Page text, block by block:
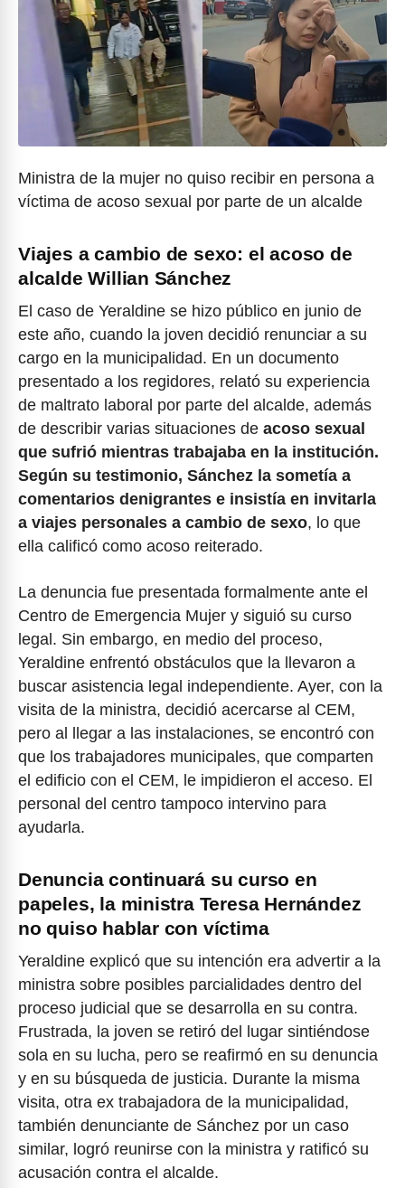
Ministra de la mujer no quiso recibir en persona a
víctima de acoso sexual por parte de un alcalde
Viajes a cambio de sexo: el acoso de
alcalde Willian Sánchez
El caso de Yeraldine se hizo público en junio de
este año, cuando la joven decidió renunciar a su
cargo en la municipalidad. En un documento
presentado a los regidores, relató su experiencia
de maltrato laboral por parte del alcalde, además
de describir varias situaciones de acoso sexual
que sufrió mientras trabajaba en la institución.
Según su testimonio, Sánchez la sometía a
comentarios denigrantes e insistía en invitarla
a viajes personales a cambio de sexo, lo que
ella calificó como acoso reiterado.
La denuncia fue presentada formalmente ante el
Centro de Emergencia Mujer y siguió su curso
legal. Sin embargo, en medio del proceso,
Yeraldine enfrentó obstáculos que la llevaron a
buscar asistencia legal independiente. Ayer, con la
visita de la ministra, decidió acercarse al CEM,
pero al llegar a las instalaciones, se encontró con
que los trabajadores municipales, que comparten
el edificio con el CEM, le impidieron el acceso. El
personal del centro tampoco intervino para
ayudarla.
Denuncia continuará su curso en
papeles, la ministra Teresa Hernández
no quiso hablar con víctima
Yeraldine explicó que su intención era advertir a la
ministra sobre posibles parcialidades dentro del
proceso judicial que se desarrolla en su contra.
Frustrada, la joven se retiró del lugar sintiéndose
sola en su lucha, pero se reafirmó en su denuncia
y en su búsqueda de justicia. Durante la misma
visita, otra ex trabajadora de la municipalidad,
también denunciante de Sánchez por un caso
similar, logró reunirse con la ministra y ratificó su
acusación contra el alcalde.